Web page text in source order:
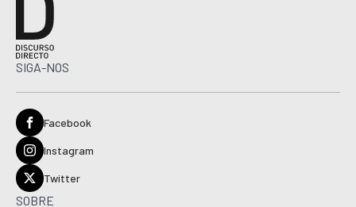
SIGA-NOS
Facebook
Instagram
Twitter
SOBRE